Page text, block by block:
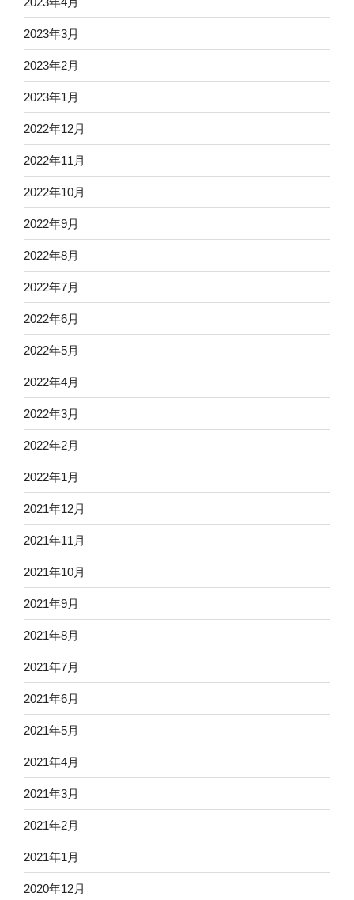
2023年3月
2023年2月
2023年1月
2022年12月
2022年11月
2022年10月
2022年9月
2022年8月
2022年7月
2022年6月
2022年5月
2022年4月
2022年3月
2022年2月
2022年1月
2021年12月
2021年11月
2021年10月
2021年9月
2021年8月
2021年7月
2021年6月
2021年5月
2021年4月
2021年3月
2021年2月
2021年1月
2020年12月